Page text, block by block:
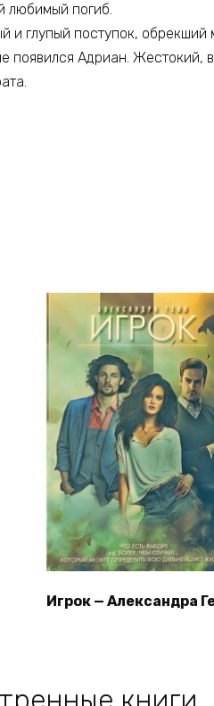
любимый погиб.
и глупый поступок,
появился Адриан. Жестокий,
Игрок — Александра